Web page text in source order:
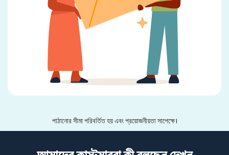
পাঠানোর সীমা পরিবর্তিত হয় এবং প্রয়োজনীয়তা সাপেক্ষে।